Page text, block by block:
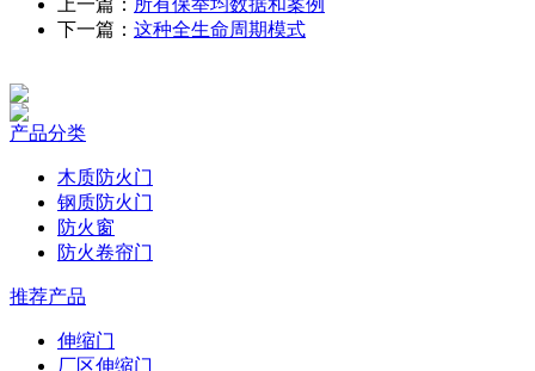
上一篇： 所有保举均数据和案例
下一篇： 这种全生命周期模式
产品分类
木质防火门
钢质防火门
防火窗
防火卷帘门
推荐产品
伸缩门
厂区伸缩门